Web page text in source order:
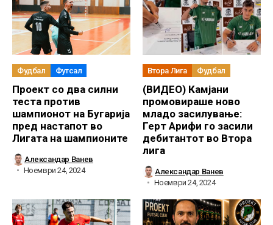
Фудбал Футсал
Проект со два силни
теста против
шампионот на Бугарија
пред настапот во
Лигата на шампионите
Александар Ванев
Ноември 24, 2024
Втора Лига Фудбал
(ВИДЕО) Камјани
промовираше ново
младо засилување:
Герт Арифи го засили
дебитантот во Втора
лига
Александар Ванев
Ноември 24, 2024